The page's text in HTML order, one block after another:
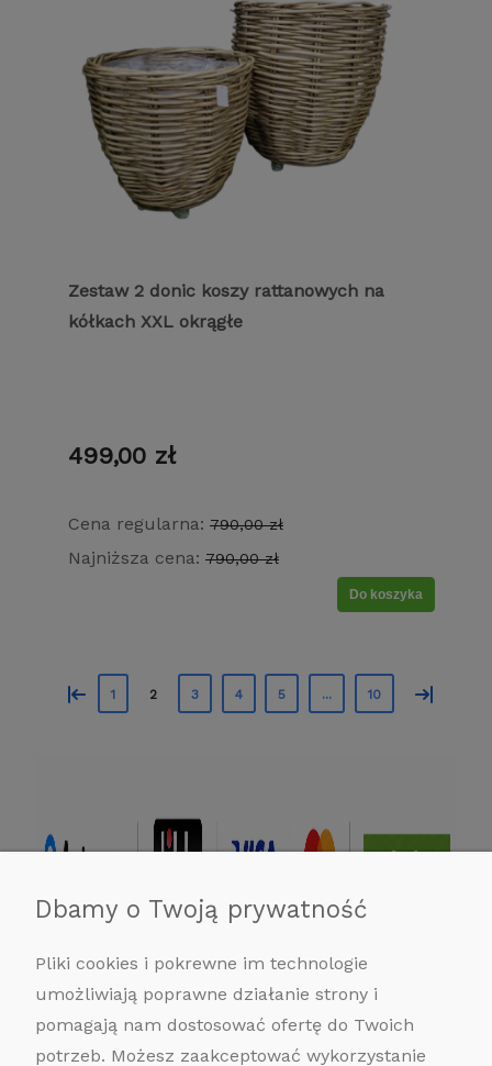
Zestaw 2 donic koszy rattanowych na
kółkach XXL okrągłe
499,00 zł
Cena regularna: 790,00 zł
Najniższa cena: 790,00 zł
Do koszyka
« 1 2 3 4 5 ... 10 »
Dbamy o Twoją prywatność
Pliki cookies i pokrewne im technologie
umożliwiają poprawne działanie strony i
pomagają nam dostosować ofertę do Twoich
potrzeb. Możesz zaakceptować wykorzystanie